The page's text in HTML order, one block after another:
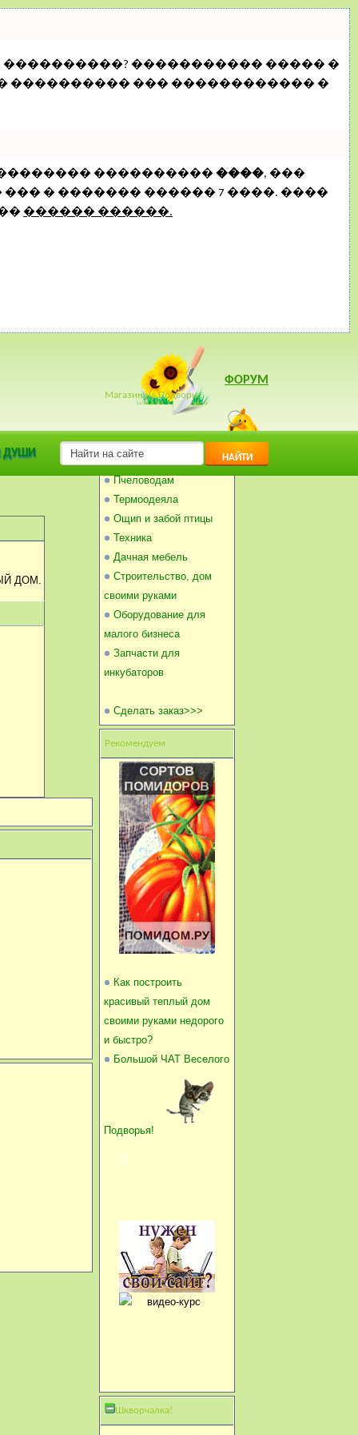
����������� ����� �
���������� ��� ������������ �
���������� ����, ���
� ������� ������ 7 ����. ����
������ ������.
ФОРУМ
ДУШИ НАЙТИ
ДОМ.
Магазин на Подворье
Инкубаторы
Балконные погребки
Пчеловодам
Термоодеяла
Ощип и забой птицы
Техника
Дачная мебель
Строительство, дом
своими руками
Оборудование для
малого бизнеса
Запчасти для
инкубаторов
Сделать заказ>>>
Рекомендуем
Как построить
красивый теплый дом
своими руками недорого
и быстро?
Большой ЧАТ Веселого
Подворья!
Шкворчалка!